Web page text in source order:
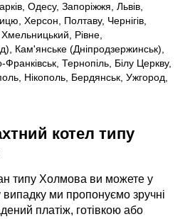
Одесу, Запоріжжя, Львів,
Херсон, Полтаву, Чернігів,
Рівне,
Кам'янське (Дніпродзержинськ),
Франківськ, Тернопіль, Білу Церкву,
Нікополь, Бердянськ, Ужгород,
котел типу
типу Холмова ви можете у
ми пропонуємо зручні
платіж, готівкою або